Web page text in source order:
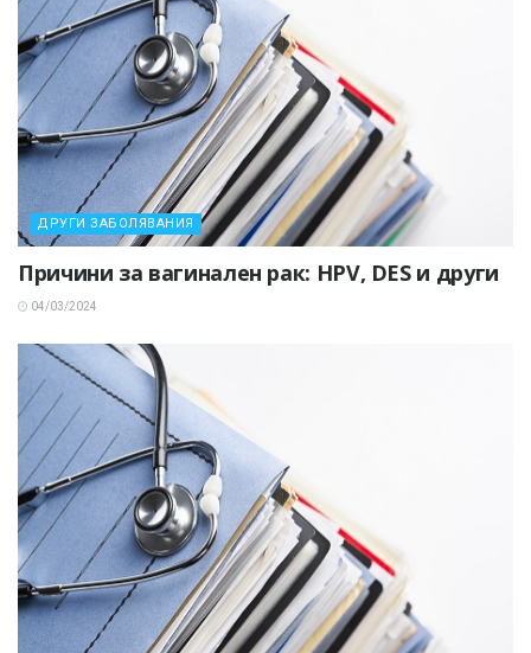
ДРУГИ ЗАБОЛЯВАНИЯ
Причини за вагинален рак: HPV, DES и други
04/03/2024